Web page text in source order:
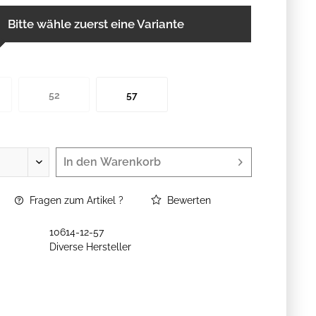
Bitte wähle zuerst eine Variante
52 57
In den Warenkorb
Fragen zum Artikel ? Bewerten
10614-12-57
Diverse Hersteller